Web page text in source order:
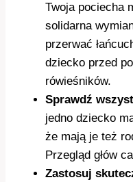
Twoja pociecha
solidarna
przerwać
dziecko przed
rówieśników.
Sprawdź
jedno dziecko
że mają je też
Przegląd głów
Zastosuj